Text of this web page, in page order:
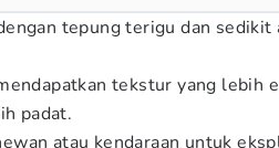
tepung terigu dan sedikit
tekstur yang lebih
padat.
atau kendaraan untuk